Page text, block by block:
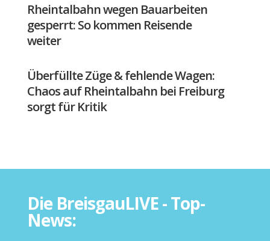
Rheintalbahn wegen Bauarbeiten
gesperrt: So kommen Reisende
weiter
Überfüllte Züge & fehlende Wagen:
Chaos auf Rheintalbahn bei Freiburg
sorgt für Kritik
Die BreisgauLIVE - Top-
News: